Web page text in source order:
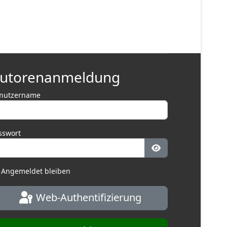
Passwort
Angemeldet bleiben
Web-Authentifizierung